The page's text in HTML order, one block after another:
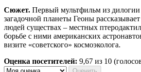
Сюжет. Первый мультфильм из дилогии
загадочной планеты Геоны
людей существах – местных
борьбе с ними американских
визите «советского» космоэколога.
Оценка посетителей: 9,67 из 10